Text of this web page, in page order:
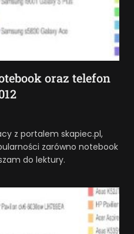
oraz telefon
z portalem skapiec.pl,
zarówno notebook
do lektury.